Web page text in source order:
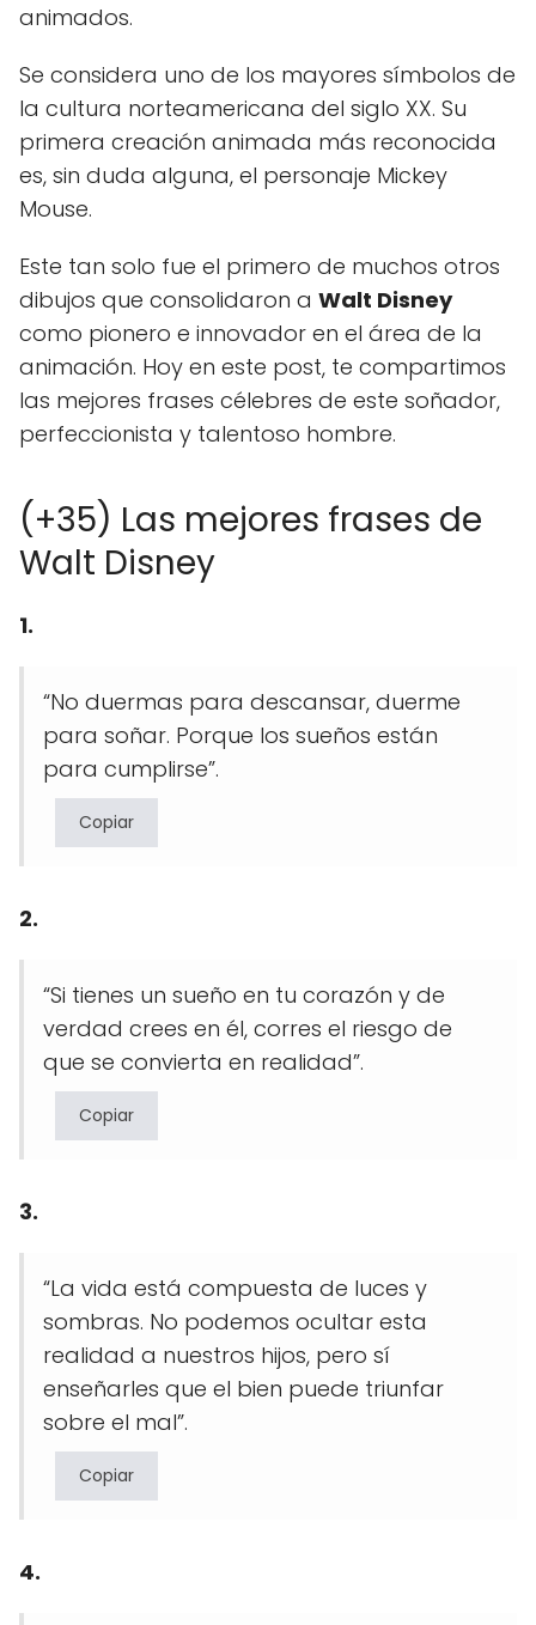
animados.
Se considera uno de los mayores símbolos de
la cultura norteamericana del siglo XX. Su
primera creación animada más reconocida
es, sin duda alguna, el personaje Mickey
Mouse.
Este tan solo fue el primero de muchos otros
dibujos que consolidaron a Walt Disney
como pionero e innovador en el área de la
animación. Hoy en este post, te compartimos
las mejores frases célebres de este soñador,
perfeccionista y talentoso hombre.
(+35) Las mejores frases de
Walt Disney
1.
“No duermas para descansar, duerme
para soñar. Porque los sueños están
para cumplirse”.
Copiar
2.
“Si tienes un sueño en tu corazón y de
verdad crees en él, corres el riesgo de
que se convierta en realidad”.
Copiar
3.
“La vida está compuesta de luces y
sombras. No podemos ocultar esta
realidad a nuestros hijos, pero sí
enseñarles que el bien puede triunfar
sobre el mal”.
Copiar
4.